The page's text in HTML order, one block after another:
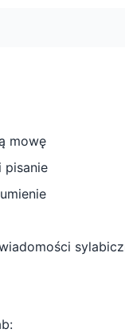
mowę
pisanie